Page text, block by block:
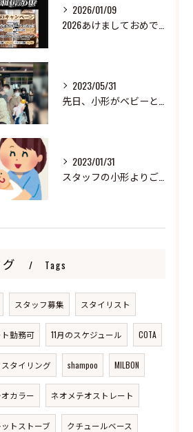
2026/01/09
2023/05/31
2023/01/31
Tags
スタッフ募集 スタイリスト
勤務可 11月のスケジュール COTA
スタイリング shampoo MILBON
オカラー ネオメテオストレート
トストーブ クチュールベース